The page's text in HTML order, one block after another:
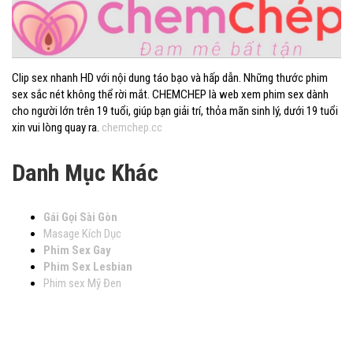
Clip sex nhanh HD với nội dung táo bạo và hấp dẫn. Những thước phim
sex sắc nét không thể rời mắt. CHEMCHEP là web xem phim sex dành
cho người lớn trên 19 tuổi, giúp bạn giải trí, thỏa mãn sinh lý, dưới 19 tuổi
xin vui lòng quay ra. chemchep.cc
Danh Mục Khác
Gái Gọi Sài Gòn
Masage Kích Dục
Phim Sex Gay
Phim Sex Lesbian
Phim sex Mỹ Đen